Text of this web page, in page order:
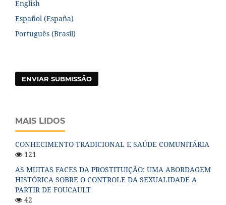
English
Español (España)
Português (Brasil)
ENVIAR SUBMISSÃO
MAIS LIDOS
CONHECIMENTO TRADICIONAL E SAÚDE COMUNITÁRIA
121
AS MUITAS FACES DA PROSTITUIÇÃO: UMA ABORDAGEM
HISTÓRICA SOBRE O CONTROLE DA SEXUALIDADE A
PARTIR DE FOUCAULT
42